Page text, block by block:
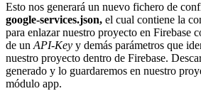
Esto nos generará un nuevo fichero de
google-services.json, el cual contiene la
para enlazar nuestro proyecto en Firebase
de un API-Key y demás parámetros que
nuestro proyecto dentro de Firebase.
generado y lo guardaremos en nuestro
módulo app.